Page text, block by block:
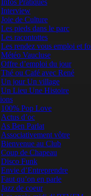
Infos Pratiques
Interview
Joie de Culture
Les pieds dans le parc
Les racontottes
Les rendez vous emploi et
Météo Vaucluse
Offre d’emploi du jour
Thé ou Café avec René
Un jour Un village
Un Lieu Une Histoire
100% Pop Love
Actus d’oc
As Ben Parlat
Associativement vôtre
Bienvenue au Club
Coup de Chapeau
Disco Funk
Envie d’Entreprendre
Faut qu’on en parle
Jazz de coeur